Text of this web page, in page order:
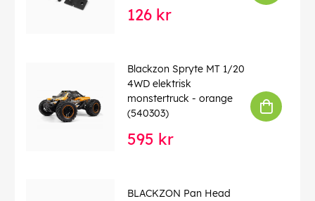
126 kr
Blackzon Spryte MT 1/20
4WD elektrisk
monstertruck - orange
(540303)
595 kr
BLACKZON Pan Head